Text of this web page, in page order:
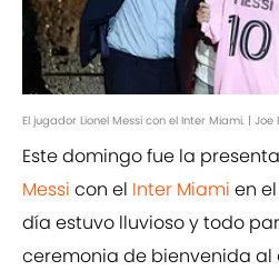
El jugador Lionel Messi con el Inter Miami. |
Este domingo fue la
Messi con el Inter Miami en el
día estuvo lluvioso y todo
ceremonia de bienvenida al